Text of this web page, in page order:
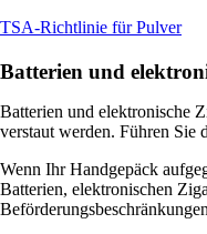
TSA-Richtlinie für Pulver
in
die
Batterien und
Batterien und elektronische
verstaut werden. Führen Sie
Wenn Ihr Handgepäck
Batterien, elektronischen